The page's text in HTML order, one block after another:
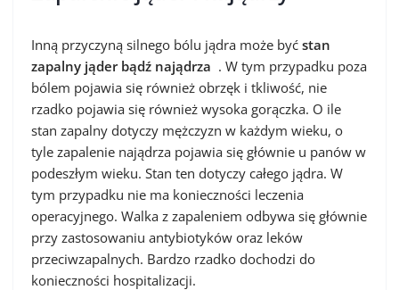
Inną przyczyną silnego bólu jądra może być stan
zapalny jąder bądź najądrza . W tym przypadku poza
bólem pojawia się również obrzęk i tkliwość, nie
rzadko pojawia się również wysoka gorączka. O ile
stan zapalny dotyczy mężczyzn w każdym wieku, o
tyle zapalenie najądrza pojawia się głównie u panów w
podeszłym wieku. Stan ten dotyczy całego jądra. W
tym przypadku nie ma konieczności leczenia
operacyjnego. Walka z zapaleniem odbywa się głównie
przy zastosowaniu antybiotyków oraz leków
przeciwzapalnych. Bardzo rzadko dochodzi do
konieczności hospitalizacji.